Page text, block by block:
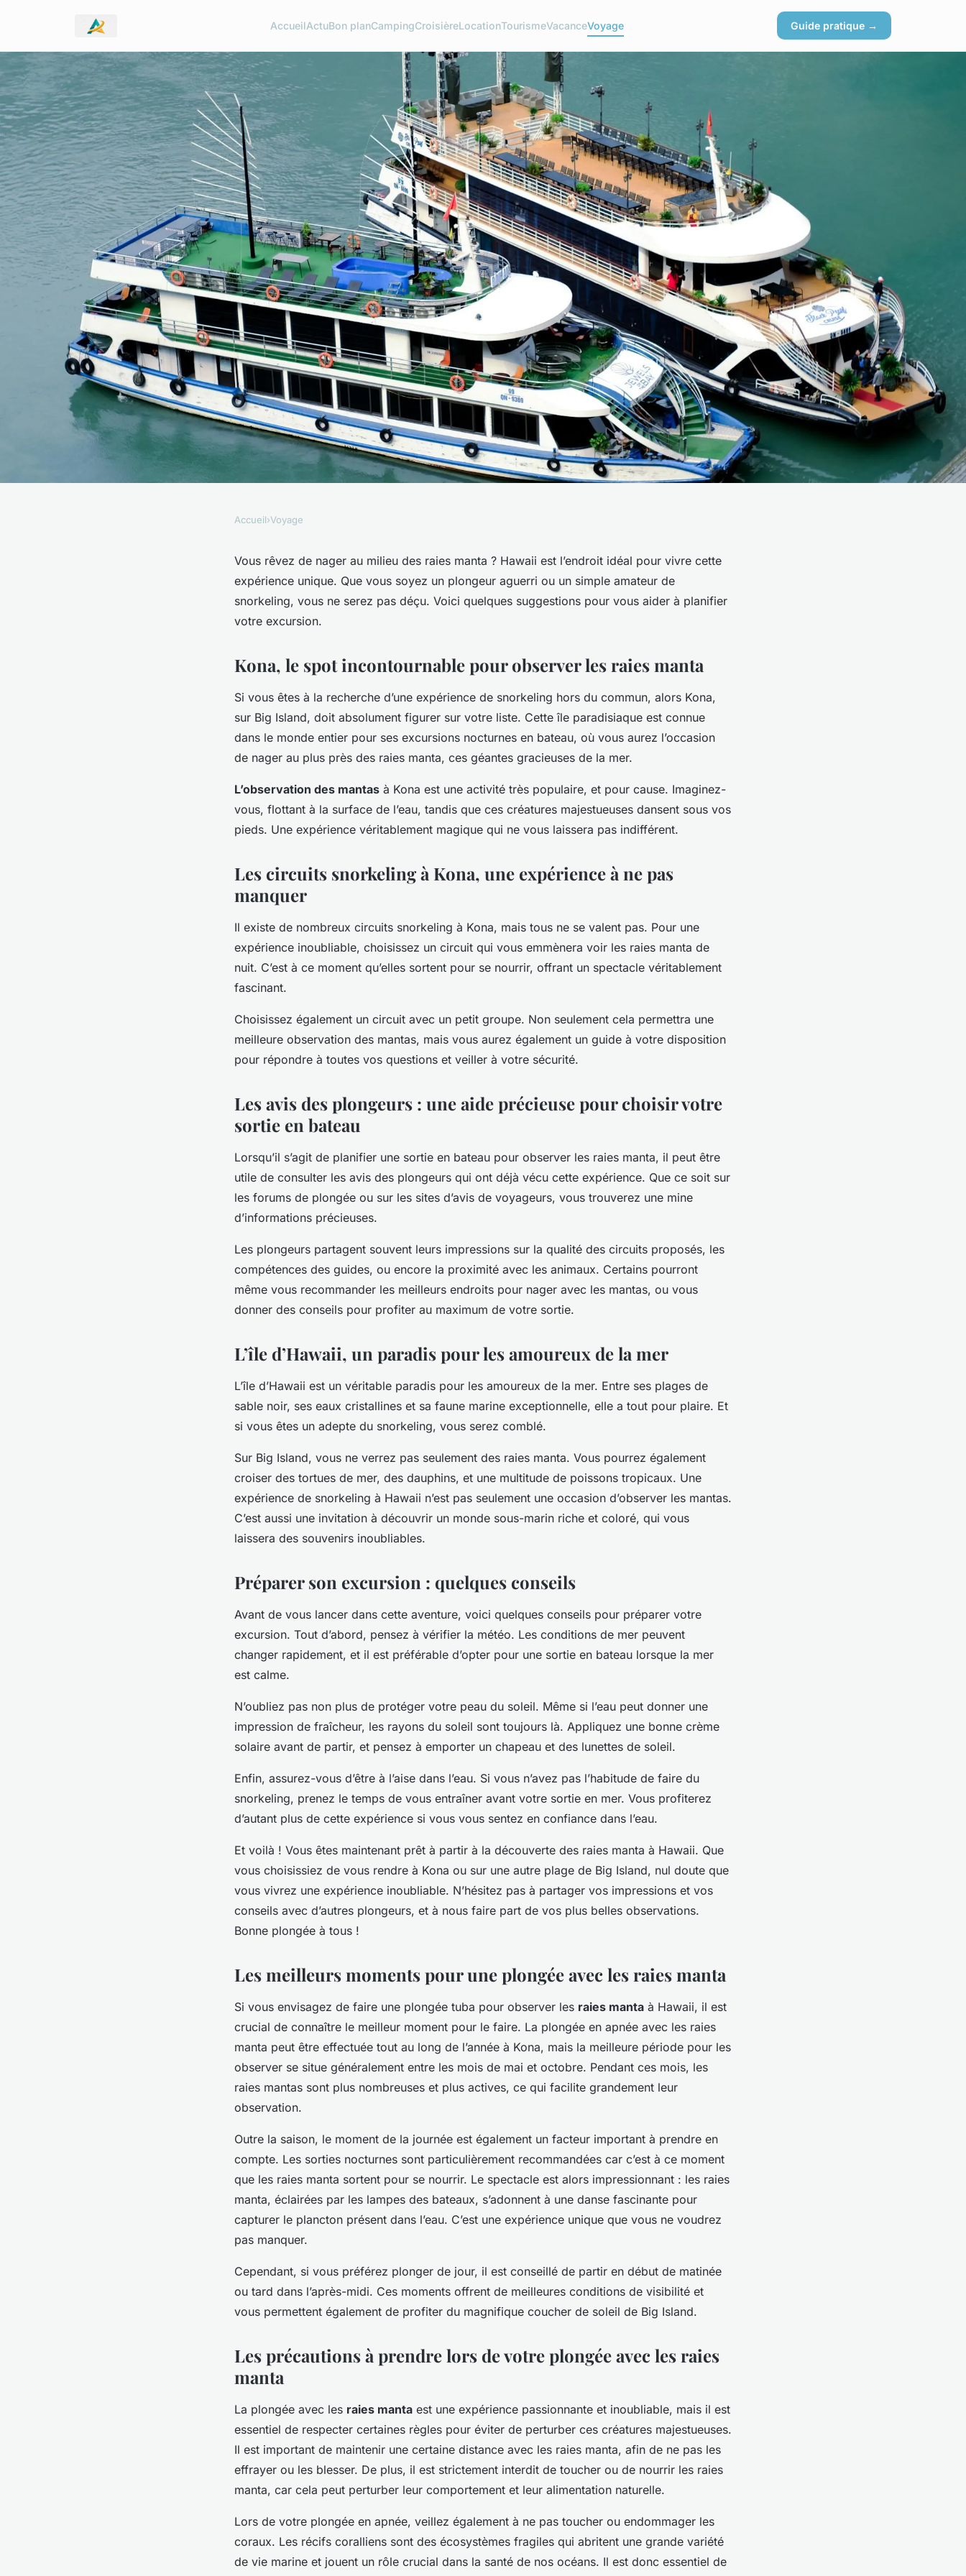
AccueilActuBon planCampingCroisièreLocationTourismeVacanceVoyage Guide pratique →
Où pratiquer le snorkeling au milieu
des raies manta à Hawaii ?
Accueil›Voyage
Vous rêvez de nager au milieu des raies manta ? Hawaii est l’endroit idéal pour vivre cette
expérience unique. Que vous soyez un plongeur aguerri ou un simple amateur de
snorkeling, vous ne serez pas déçu. Voici quelques suggestions pour vous aider à planifier
votre excursion.
Kona, le spot incontournable pour observer les raies manta
Si vous êtes à la recherche d’une expérience de snorkeling hors du commun, alors Kona,
sur Big Island, doit absolument figurer sur votre liste. Cette île paradisiaque est connue
dans le monde entier pour ses excursions nocturnes en bateau, où vous aurez l’occasion
de nager au plus près des raies manta, ces géantes gracieuses de la mer.
L’observation des mantas à Kona est une activité très populaire, et pour cause. Imaginez-
vous, flottant à la surface de l’eau, tandis que ces créatures majestueuses dansent sous vos
pieds. Une expérience véritablement magique qui ne vous laissera pas indifférent.
Les circuits snorkeling à Kona, une expérience à ne pas
manquer
Il existe de nombreux circuits snorkeling à Kona, mais tous ne se valent pas. Pour une
expérience inoubliable, choisissez un circuit qui vous emmènera voir les raies manta de
nuit. C’est à ce moment qu’elles sortent pour se nourrir, offrant un spectacle véritablement
fascinant.
Choisissez également un circuit avec un petit groupe. Non seulement cela permettra une
meilleure observation des mantas, mais vous aurez également un guide à votre disposition
pour répondre à toutes vos questions et veiller à votre sécurité.
Les avis des plongeurs : une aide précieuse pour choisir votre
sortie en bateau
Lorsqu’il s’agit de planifier une sortie en bateau pour observer les raies manta, il peut être
utile de consulter les avis des plongeurs qui ont déjà vécu cette expérience. Que ce soit sur
les forums de plongée ou sur les sites d’avis de voyageurs, vous trouverez une mine
d’informations précieuses.
Les plongeurs partagent souvent leurs impressions sur la qualité des circuits proposés, les
compétences des guides, ou encore la proximité avec les animaux. Certains pourront
même vous recommander les meilleurs endroits pour nager avec les mantas, ou vous
donner des conseils pour profiter au maximum de votre sortie.
L’île d’Hawaii, un paradis pour les amoureux de la mer
L’île d’Hawaii est un véritable paradis pour les amoureux de la mer. Entre ses plages de
sable noir, ses eaux cristallines et sa faune marine exceptionnelle, elle a tout pour plaire. Et
si vous êtes un adepte du snorkeling, vous serez comblé.
Sur Big Island, vous ne verrez pas seulement des raies manta. Vous pourrez également
croiser des tortues de mer, des dauphins, et une multitude de poissons tropicaux. Une
expérience de snorkeling à Hawaii n’est pas seulement une occasion d’observer les mantas.
C’est aussi une invitation à découvrir un monde sous-marin riche et coloré, qui vous
laissera des souvenirs inoubliables.
Préparer son excursion : quelques conseils
Avant de vous lancer dans cette aventure, voici quelques conseils pour préparer votre
excursion. Tout d’abord, pensez à vérifier la météo. Les conditions de mer peuvent
changer rapidement, et il est préférable d’opter pour une sortie en bateau lorsque la mer
est calme.
N’oubliez pas non plus de protéger votre peau du soleil. Même si l’eau peut donner une
impression de fraîcheur, les rayons du soleil sont toujours là. Appliquez une bonne crème
solaire avant de partir, et pensez à emporter un chapeau et des lunettes de soleil.
Enfin, assurez-vous d’être à l’aise dans l’eau. Si vous n’avez pas l’habitude de faire du
snorkeling, prenez le temps de vous entraîner avant votre sortie en mer. Vous profiterez
d’autant plus de cette expérience si vous vous sentez en confiance dans l’eau.
Et voilà ! Vous êtes maintenant prêt à partir à la découverte des raies manta à Hawaii. Que
vous choisissiez de vous rendre à Kona ou sur une autre plage de Big Island, nul doute que
vous vivrez une expérience inoubliable. N’hésitez pas à partager vos impressions et vos
conseils avec d’autres plongeurs, et à nous faire part de vos plus belles observations.
Bonne plongée à tous !
Les meilleurs moments pour une plongée avec les raies manta
Si vous envisagez de faire une plongée tuba pour observer les raies manta à Hawaii, il est
crucial de connaître le meilleur moment pour le faire. La plongée en apnée avec les raies
manta peut être effectuée tout au long de l’année à Kona, mais la meilleure période pour les
observer se situe généralement entre les mois de mai et octobre. Pendant ces mois, les
raies mantas sont plus nombreuses et plus actives, ce qui facilite grandement leur
observation.
Outre la saison, le moment de la journée est également un facteur important à prendre en
compte. Les sorties nocturnes sont particulièrement recommandées car c’est à ce moment
que les raies manta sortent pour se nourrir. Le spectacle est alors impressionnant : les raies
manta, éclairées par les lampes des bateaux, s’adonnent à une danse fascinante pour
capturer le plancton présent dans l’eau. C’est une expérience unique que vous ne voudrez
pas manquer.
Cependant, si vous préférez plonger de jour, il est conseillé de partir en début de matinée
ou tard dans l’après-midi. Ces moments offrent de meilleures conditions de visibilité et
vous permettent également de profiter du magnifique coucher de soleil de Big Island.
Les précautions à prendre lors de votre plongée avec les raies
manta
La plongée avec les raies manta est une expérience passionnante et inoubliable, mais il est
essentiel de respecter certaines règles pour éviter de perturber ces créatures majestueuses.
Il est important de maintenir une certaine distance avec les raies manta, afin de ne pas les
effrayer ou les blesser. De plus, il est strictement interdit de toucher ou de nourrir les raies
manta, car cela peut perturber leur comportement et leur alimentation naturelle.
Lors de votre plongée en apnée, veillez également à ne pas toucher ou endommager les
coraux. Les récifs coralliens sont des écosystèmes fragiles qui abritent une grande variété
de vie marine et jouent un rôle crucial dans la santé de nos océans. Il est donc essentiel de